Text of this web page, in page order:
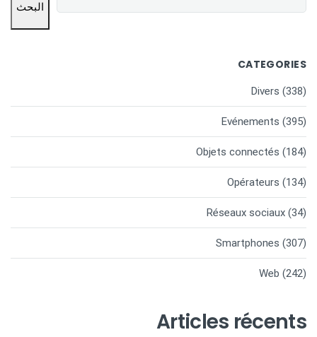
البحث
CATEGORIES
Divers (338)
Evénements (395)
Objets connectés (184)
Opérateurs (134)
Réseaux sociaux (34)
Smartphones (307)
Web (242)
Articles récents